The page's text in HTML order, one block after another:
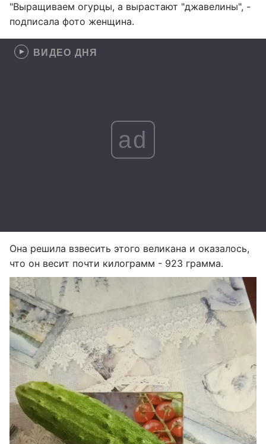
"Выращиваем огурцы, а вырастают "джавелины", -
подписала фото женщина.
ВИДЕО ДНЯ
ad
Она решила взвесить этого великана и оказалось,
что он весит почти килограмм - 923 грамма.